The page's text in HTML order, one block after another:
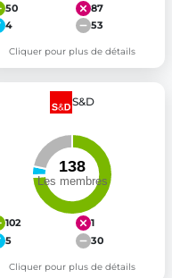
50
87
4
53
Cliquer pour plus de détails
S&D
102
1
5
30
Cliquer pour plus de détails